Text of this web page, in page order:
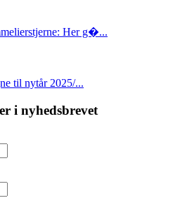
Her g�...
til nytår 2025/...
i nyhedsbrevet